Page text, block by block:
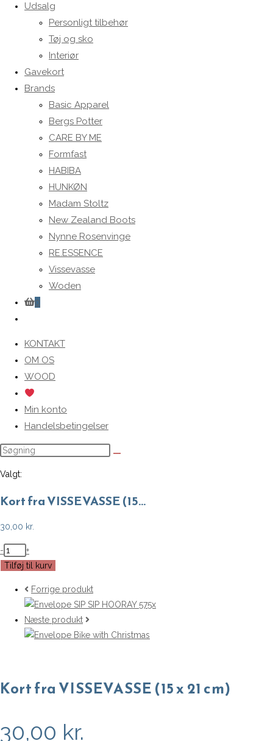
Udsalg
Personligt tilbehør
Tøj og sko
Interiør
Gavekort
Brands
Basic Apparel
Bergs Potter
CARE BY ME
Formfast
HABIBA
HUNKØN
Madam Stoltz
New Zealand Boots
Nynne Rosenvinge
RE.ESSENCE
Vissevasse
Woden
0
search
KONTAKT
OM OS
WOOD
Min konto
Handelsbetingelser
Valgt:
Kort fra VISSEVASSE (15…
30,00 kr.
Kort
fra
-
+
Tilføj til kurv
Forrige produkt
Næste produkt
Kort fra VISSEVASSE (15 x 21 cm)
30,00 kr.